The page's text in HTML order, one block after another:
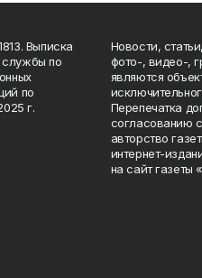
Выписка
по
по
г.
Новости,
фото-, видео-,
являются
Перепечатка
согласованию
авторство
интернет-
на сайт газеты